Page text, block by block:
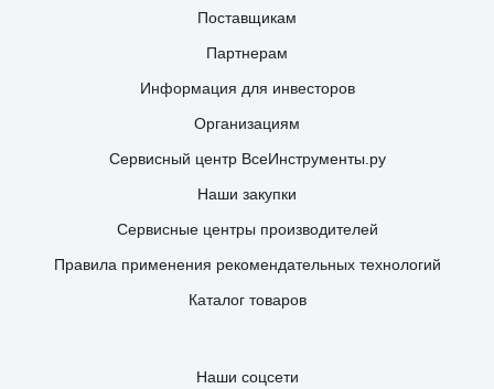
Поставщикам
Партнерам
Информация для инвесторов
Организациям
Сервисный центр ВсеИнструменты.ру
Наши закупки
Сервисные центры производителей
Правила применения рекомендательных технологий
Каталог товаров
Наши соцсети